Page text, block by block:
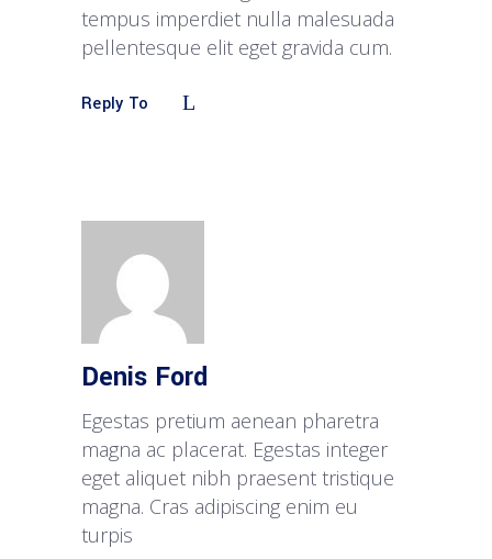
tempus imperdiet nulla malesuada
pellentesque elit eget gravida cum.
Reply To
Denis Ford
Egestas pretium aenean pharetra
magna ac placerat. Egestas integer
eget aliquet nibh praesent tristique
magna. Cras adipiscing enim eu
turpis